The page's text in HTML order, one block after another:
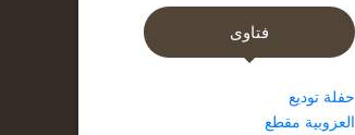
فتاوى
حفلة توديع
العزوبية مقطع